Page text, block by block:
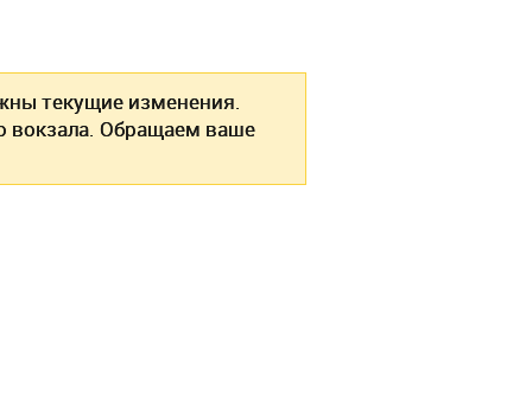
текущие изменения.
вокзала. Обращаем ваше